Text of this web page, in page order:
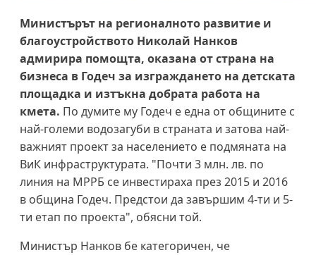
Министърът на регионалното развитие и
благоустройството Николай Нанков
адмирира помощта, оказана от страна на
бизнеса в Годеч за изграждането на детската
площадка и изтъкна добрата работа на
кмета. По думите му Годеч е една от общините с
най-големи водозагуби в страната и затова най-
важният проект за населението е подмяната на
ВиК инфраструктурата. "Почти 3 млн. лв. по
линия на МРРБ се инвестираха през 2015 и 2016
в община Годеч. Предстои да завършим 4-ти и 5-
ти етап по проекта", обясни той.
Министър Нанков бе категоричен, че